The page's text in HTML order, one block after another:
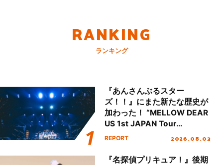
RANKING
ランキング
『あんさんぶるスター
ズ！！』にまた新たな歴史が
加わった！ “MELLOW DEAR
US 1st JAPAN Tour
Final「NICE to meet YOU
ート!!
REPORT 2026.08.03
『名探偵プリキュア！』後期